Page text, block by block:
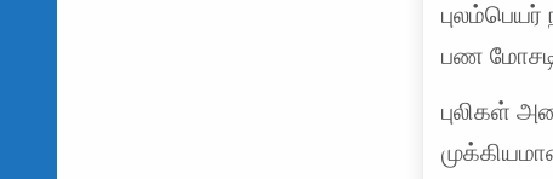
பண மோசடி
புலிகள்